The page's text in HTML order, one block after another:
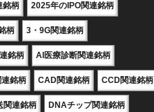
銘柄 2025年のIPO関連銘柄
柄 3・9G関連銘柄
銘柄 AI医療診断関連銘柄
銘柄 CAD関連銘柄 CCD関連銘柄
関連銘柄 DNAチップ関連銘柄